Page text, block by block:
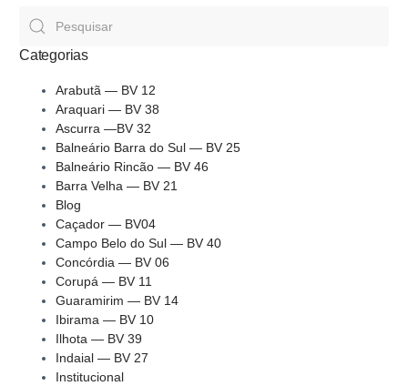
Categorias
Arabutã — BV 12
Araquari — BV 38
Ascurra —BV 32
Balneário Barra do Sul — BV 25
Balneário Rincão — BV 46
Barra Velha — BV 21
Blog
Caçador — BV04
Campo Belo do Sul — BV 40
Concórdia — BV 06
Corupá — BV 11
Guaramirim — BV 14
Ibirama — BV 10
Ilhota — BV 39
Indaial — BV 27
Institucional